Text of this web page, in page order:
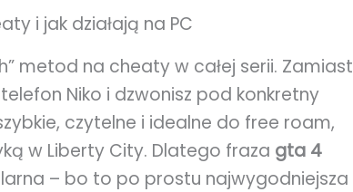
i jak działają na PC
metod na cheaty w całej serii. Zamiast
Niko i dzwonisz pod konkretny
czytelne i idealne do free roam,
w Liberty City. Dlatego fraza gta 4
– bo to po prostu najwygodniejsza